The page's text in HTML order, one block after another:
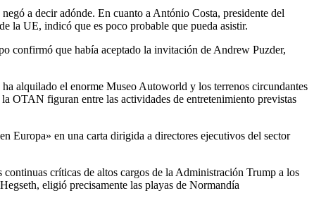
a decir adónde. En cuanto a António Costa, presidente del
la UE, indicó que es poco probable que pueda asistir.
confirmó que había aceptado la invitación de Andrew Puzder,
alquilado el enorme Museo Autoworld y los terrenos circundantes
OTAN figuran entre las actividades de entretenimiento previstas
Europa» en una carta dirigida a directores ejecutivos del sector
críticas de altos cargos de la Administración Trump a los
eligió precisamente las playas de Normandía